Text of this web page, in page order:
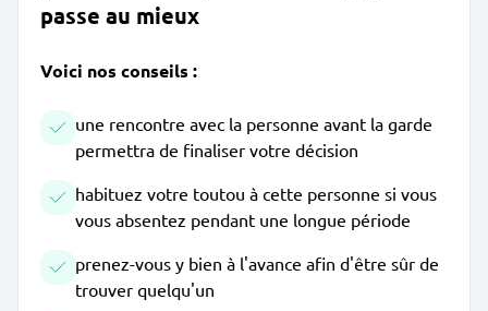
passe au mieux
Voici nos conseils :
une rencontre avec la personne avant la garde
permettra de finaliser votre décision
habituez votre toutou à cette personne si vous
vous absentez pendant une longue période
prenez-vous y bien à l'avance afin d'être sûr de
trouver quelqu'un